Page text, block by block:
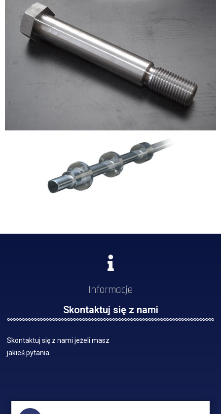
Informacje
Skontaktuj się z nami
Skontaktuj się z nami jeżeli masz
jakieś pytania